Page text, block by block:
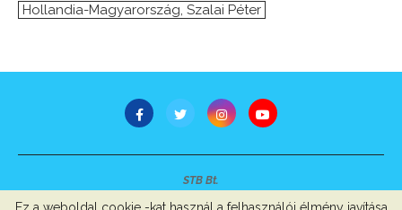
Hollandia-Magyarország Szalai Péter
STB Bt.
Minden jog fenntartva © 2007-2022